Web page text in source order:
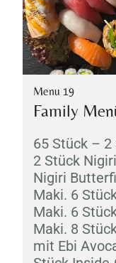
Menu 19
Family
65 Stück – 2
2 Stück Nigiri
Nigiri
Maki. 6
Maki. 6
Maki. 8
mit Ebi